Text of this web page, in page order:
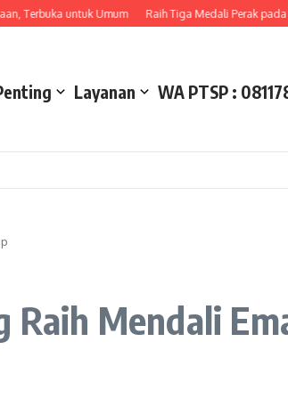
untuk Umum Raih Tiga Medali Perak pada
Layanan WA PTSP :
Mendali